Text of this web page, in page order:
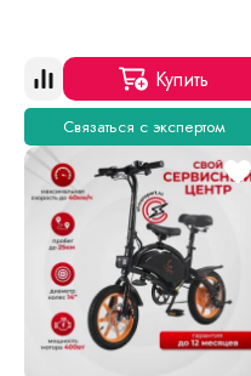
Купить
Связаться с экспертом